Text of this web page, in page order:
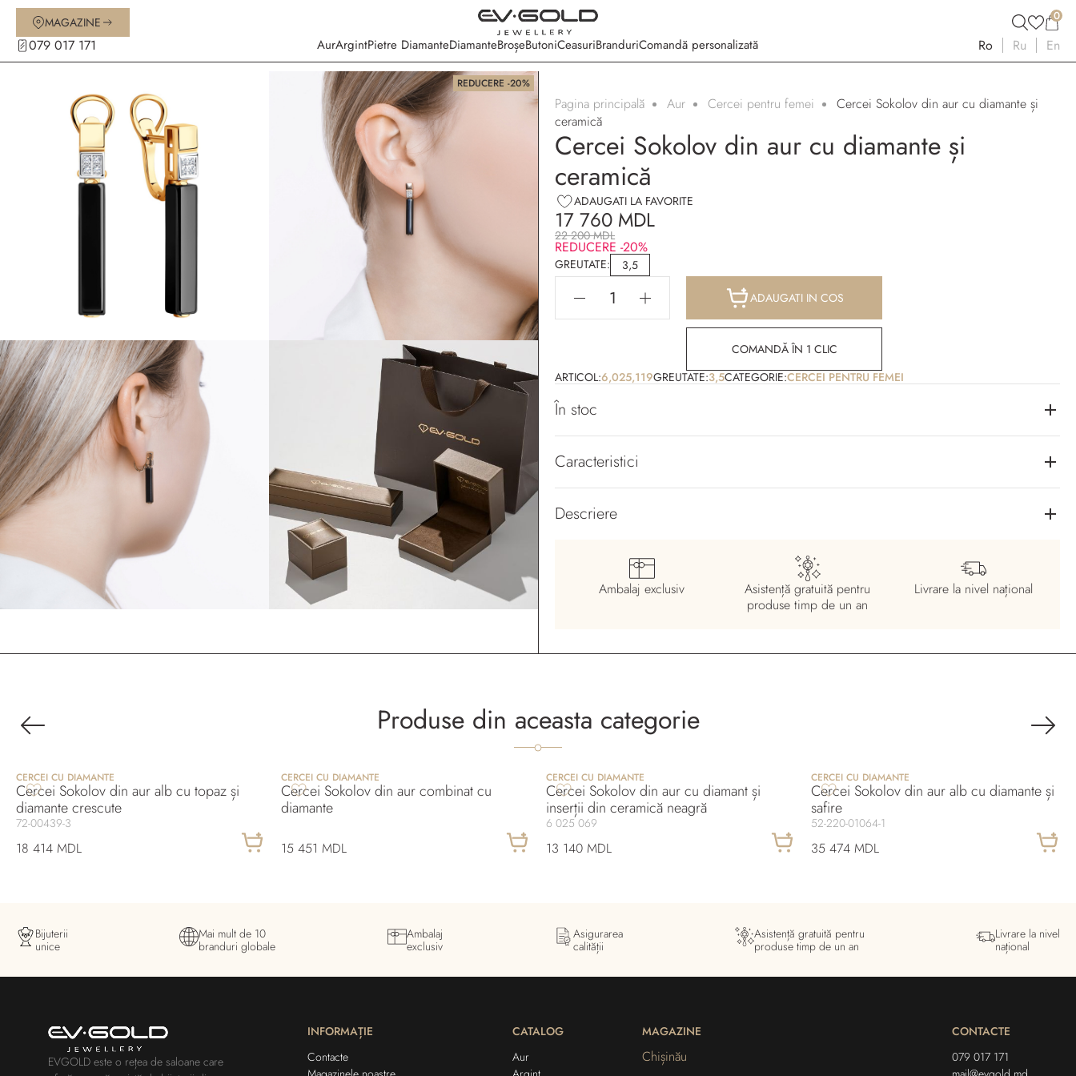
MAGAZINE 0
079 017 171 AurArgintPietre DiamanteDiamanteBroșeButoniCeasuriBranduriComandă personalizată Ro Ru En
REDUCERE -20%
Ambalaj gratuit
Pagina principală Aur Cercei pentru femei
Cercei Sokolov din aur cu diamante și
ceramică
Cercei Sokolov din aur cu diamante și
ceramică
ADAUGATI LA FAVORITE
17 760 MDL
22 200 MDL
REDUCERE -20%
GREUTATE: 3,5
ADAUGATI IN COS
COMANDĂ ÎN 1 CLIC
ARTICOL:6,025,119GREUTATE:3,5CATEGORIE:CERCEI PENTRU FEMEI
În stoc
Caracteristici
Descriere
Ambalaj exclusiv
Asistență gratuită pentru
produse timp de un an
Livrare la nivel național
Produse din aceasta categorie
CERCEI CU DIAMANTE
Cercei Sokolov din aur alb cu topaz și
diamante crescute
72-00439-3
18 414 MDL
CERCEI CU DIAMANTE
Cercei Sokolov din aur combinat cu
diamante
15 451 MDL
CERCEI CU DIAMANTE
Cercei Sokolov din aur cu diamant și
inserții din ceramică neagră
6 025 069
13 140 MDL
CERCEI CU DIAMANTE
Cercei Sokolov din aur alb cu diamante și
safire
52-220-01064-1
35 474 MDL
Bijuterii
unice
Mai mult de 10
branduri globale
Ambalaj
exclusiv
Asigurarea
calității
Asistență gratuită pentru
produse timp de un an
Livrare la nivel
național
EVGOLD este o rețea de saloane care
INFORMAȚIE
Contacte
CATALOG
Aur
MAGAZINE
Chișinău
CONTACTE
079 017 171